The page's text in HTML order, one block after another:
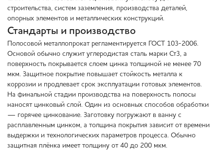
строительства, систем заземления, производства деталей,
опорных элементов и металлических конструкций.
Стандарты и производство
Полосовой металлопрокат регламентируется ГОСТ 103-2006.
Основой обычно служит углеродистая сталь марки Ст3, а
поверхность покрывается слоем цинка толщиной не менее 70
мкм. Защитное покрытие повышает стойкость металла к
коррозии и продлевает срок эксплуатации готовых элементов.
На финальной стадии производства на поверхность полосы
наносят цинковый слой. Один из основных способов обработки
— горячее цинкование. Заготовку погружают в ванну с
расплавленным цинком, а толщина покрытия зависит от времени
выдержки и технологических параметров процесса. Обычно
защитная плёнка имеет толщину от 40 до 200 мкм.